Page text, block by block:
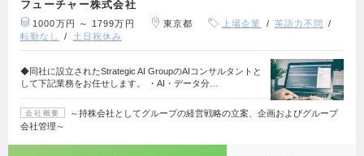
フューチャー株式会社
1000万円 ～ 1799万円 東京都 上場企業
英語力不問
転勤なし
土日祝休み
◆同社に設立されたStrategic AI GroupのAIコンサルタントと
して下記業務をお任せします。 ・AI・データ分…
会社概要
～持株会社としてグループの経営戦略の立案、企画およびグループ
会社管理～